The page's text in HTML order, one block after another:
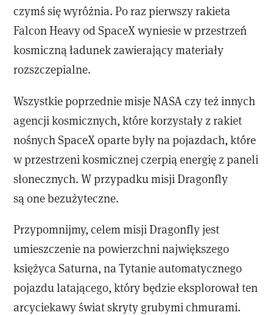
czymś się wyróżnia. Po raz pierwszy rakieta
Falcon Heavy od SpaceX wyniesie w przestrzeń
kosmiczną ładunek zawierający materiały
rozszczepialne.
Wszystkie poprzednie misje NASA czy też innych
agencji kosmicznych, które korzystały z rakiet
nośnych SpaceX oparte były na pojazdach, które
w przestrzeni kosmicznej czerpią energię z paneli
słonecznych. W przypadku misji Dragonfly
są one bezużyteczne.
Przypomnijmy, celem misji Dragonfly jest
umieszczenie na powierzchni największego
księżyca Saturna, na Tytanie automatycznego
pojazdu latającego, który będzie eksplorował ten
arcyciekawy świat skryty grubymi chmurami.